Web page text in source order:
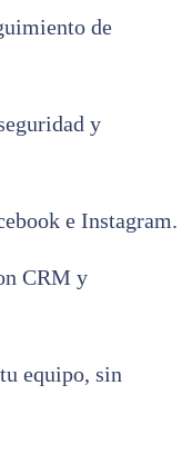
de
y
e Instagram.
CRM y
equipo, sin